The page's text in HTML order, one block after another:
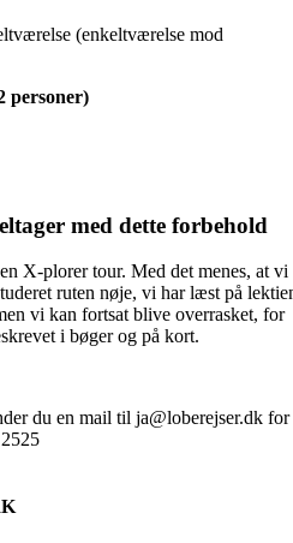
(enkeltværelse mod
personer)
med dette forbehold
X-plorer tour. Med det menes, at vi
ruten nøje, vi har læst på
vi kan fortsat blive overrasket, for
i bøger og på kort.
du en mail til ja@loberejser.dk for